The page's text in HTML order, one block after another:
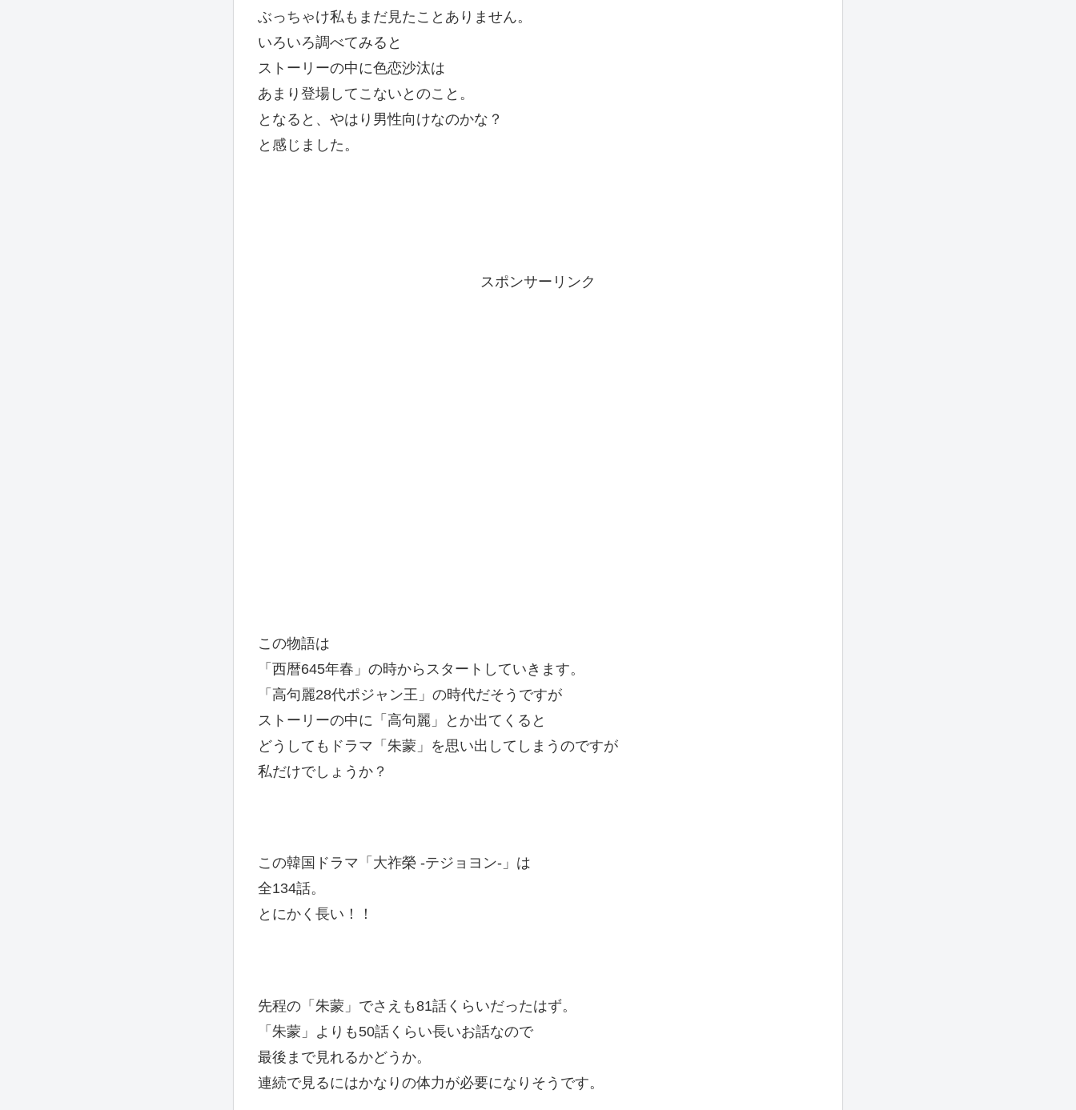
ぶっちゃけ私もまだ見たことありません。
いろいろ調べてみると
ストーリーの中に色恋沙汰は
あまり登場してこないとのこと。
となると、やはり男性向けなのかな？
と感じました。
スポンサーリンク
この物語は
「西暦645年春」の時からスタートしていきます。
「高句麗28代ポジャン王」の時代だそうですが
ストーリーの中に「高句麗」とか出てくると
どうしてもドラマ「朱蒙」を思い出してしまうのですが
私だけでしょうか？
この韓国ドラマ「大祚榮 -テジョヨン-」は
全134話。
とにかく長い！！
先程の「朱蒙」でさえも81話くらいだったはず。
「朱蒙」よりも50話くらい長いお話なので
最後まで見れるかどうか。
連続で見るにはかなりの体力が必要になりそうです。